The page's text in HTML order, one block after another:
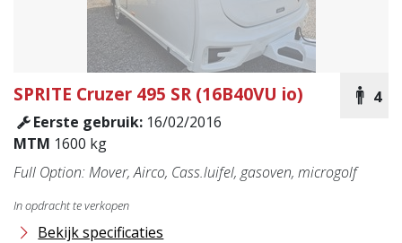
4
SPRITE Cruzer 495 SR (16B40VU io)
Eerste gebruik: 16/02/2016
MTM 1600 kg
Full Option: Mover, Airco, Cass.luifel, gasoven, microgolf
In opdracht te verkopen
Bekijk specificaties